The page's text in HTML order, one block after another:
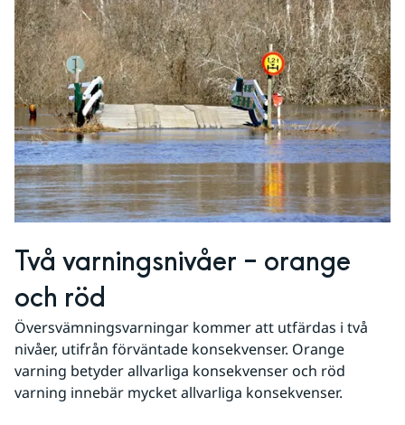
Två varningsnivåer – orange
och röd
Översvämningsvarningar kommer att utfärdas i två
nivåer, utifrån förväntade konsekvenser. Orange
varning betyder allvarliga konsekvenser och röd
varning innebär mycket allvarliga konsekvenser.